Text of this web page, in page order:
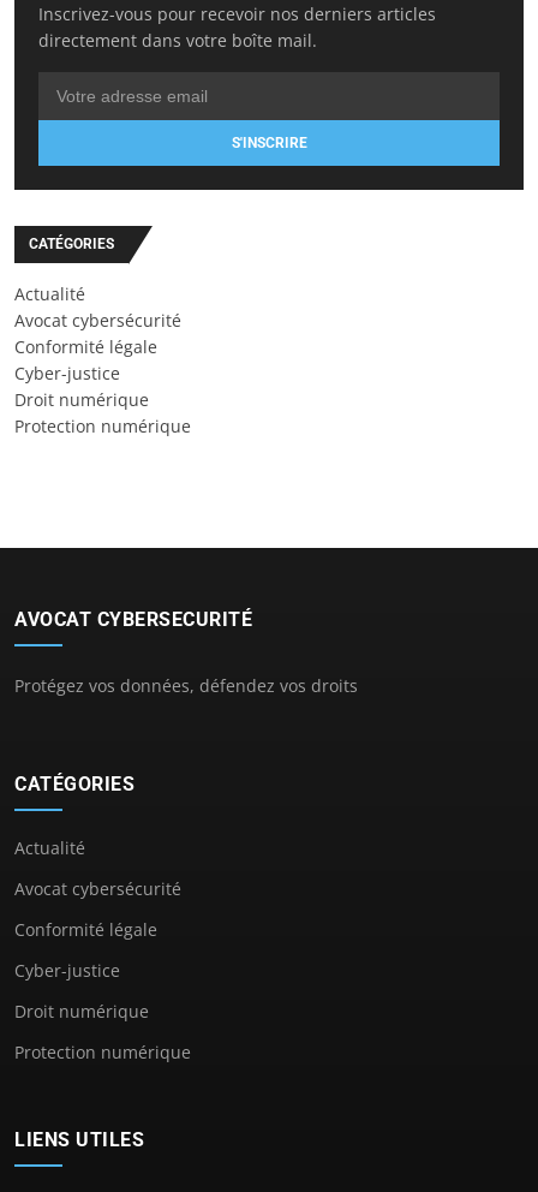
Inscrivez-vous pour recevoir nos derniers articles
directement dans votre boîte mail.
S'INSCRIRE
CATÉGORIES
Actualité
Avocat cybersécurité
Conformité légale
Cyber-justice
Droit numérique
Protection numérique
AVOCAT CYBERSECURITÉ
Protégez vos données, défendez vos droits
CATÉGORIES
Actualité
Avocat cybersécurité
Conformité légale
Cyber-justice
Droit numérique
Protection numérique
LIENS UTILES